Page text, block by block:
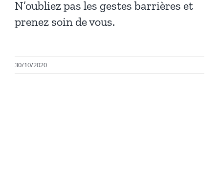
N’oubliez pas les gestes barrières et
prenez soin de vous.
30/10/2020